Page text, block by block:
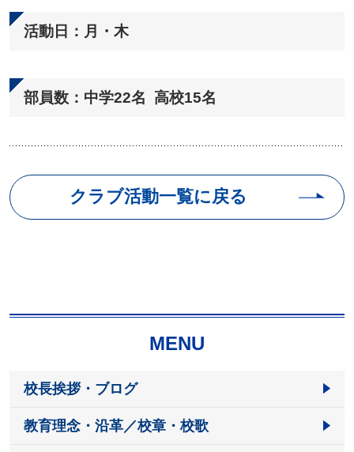
活動日：月・木
部員数：中学22名 高校15名
クラブ活動一覧に戻る
MENU
校長挨拶・ブログ
教育理念・沿革／校章・校歌